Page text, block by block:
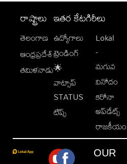
రాష్ట్రాలు
తెలంగాణ
ఆంధ్రప్రదేశ్
తమిళనాడు
ఇతర కేటగిరీలు
ఉద్యోగాలు
ట్రెండింగ్
🌟
వాట్సాప్
STATUS
టిప్స్
Lokal
-
మగువ
వినోదం
కరోనా
అప్‌డేట్స్
రాజకీయం
OUR